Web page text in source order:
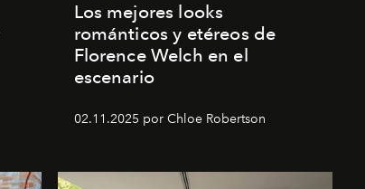
Los mejores looks
románticos y etéreos de
Florence Welch en el
escenario
02.11.2025 por Chloe Robertson